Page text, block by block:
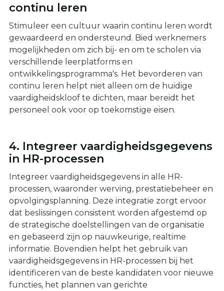
continu leren
Stimuleer een cultuur waarin continu leren wordt
gewaardeerd en ondersteund. Bied werknemers
mogelijkheden om zich bij- en om te scholen via
verschillende leerplatforms en
ontwikkelingsprogramma's. Het bevorderen van
continu leren helpt niet alleen om de huidige
vaardigheidskloof te dichten, maar bereidt het
personeel ook voor op toekomstige eisen.
4. Integreer vaardigheidsgegevens
in HR-processen
Integreer vaardigheidsgegevens in alle HR-
processen, waaronder werving, prestatiebeheer en
opvolgingsplanning. Deze integratie zorgt ervoor
dat beslissingen consistent worden afgestemd op
de strategische doelstellingen van de organisatie
en gebaseerd zijn op nauwkeurige, realtime
informatie. Bovendien helpt het gebruik van
vaardigheidsgegevens in HR-processen bij het
identificeren van de beste kandidaten voor nieuwe
functies, het plannen van gerichte